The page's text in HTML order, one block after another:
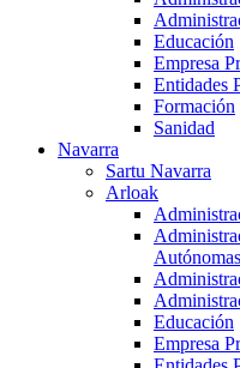
Educación
Empresa
Entidades
Formación
Sanidad
Navarra
Sartu Navarra
Arloak
Autónomas
Educación
Empresa